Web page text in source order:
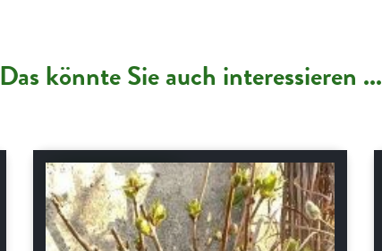
Das könnte Sie auch interessieren ...
Schnitt-Anleitungen